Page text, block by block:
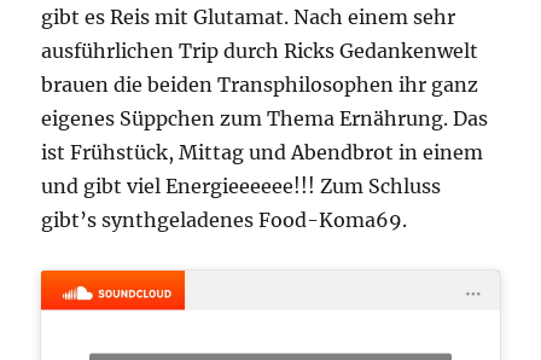
gibt es Reis mit Glutamat. Nach einem sehr
ausführlichen Trip durch Ricks Gedankenwelt
brauen die beiden Transphilosophen ihr ganz
eigenes Süppchen zum Thema Ernährung. Das
ist Frühstück, Mittag und Abendbrot in einem
und gibt viel Energieeeeee!!! Zum Schluss
gibt’s synthgeladenes Food-Koma69.